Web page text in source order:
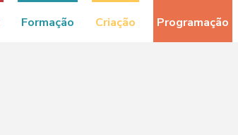
Formação Criação Programação